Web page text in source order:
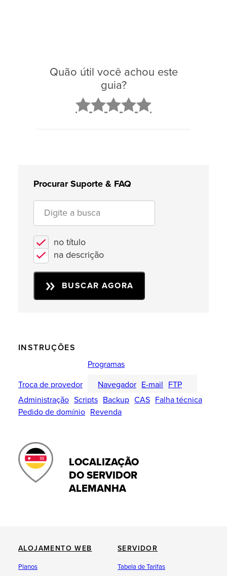
Quão útil você achou este
guia?
Procurar Suporte & FAQ
no título
na descrição
BUSCAR AGORA
INSTRUÇÕES
Troca de provedor
Programas
Navegador E-mail FTP
Administração Scripts Backup CAS Falha técnica
Pedido de domínio Revenda
LOCALIZAÇÃO
DO SERVIDOR
ALEMANHA
ALOJAMENTO WEB
Planos
SERVIDOR
Tabela de Tarifas